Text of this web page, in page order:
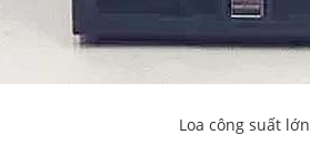
Loa công suất lớn